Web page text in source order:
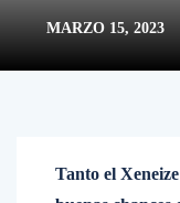
MARZO 15, 2023
Tanto el